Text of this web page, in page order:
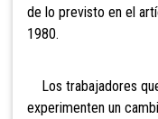
de lo previsto en el
1980.
Los trabajadores
experimenten un